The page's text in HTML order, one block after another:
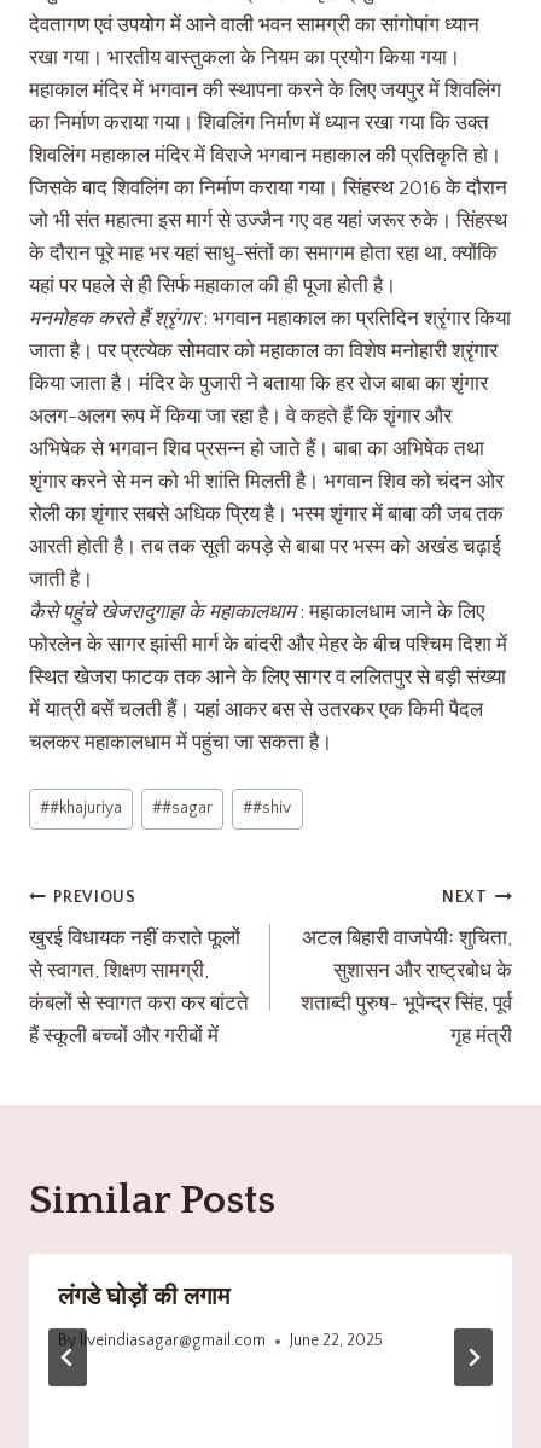
देवतागण एवं उपयोग में आने वाली भवन सामग्री का सांगोपांग ध्यान
रखा गया। भारतीय वास्तुकला के नियम का प्रयोग किया गया।
महाकाल मंदिर में भगवान की स्थापना करने के लिए जयपुर में शिवलिंग
का निर्माण कराया गया। शिवलिंग निर्माण में ध्यान रखा गया कि उक्त
शिवलिंग महाकाल मंदिर में विराजे भगवान महाकाल की प्रतिकृति हो।
जिसके बाद शिवलिंग का निर्माण कराया गया। सिंहस्थ 2016 के दौरान
जो भी संत महात्मा इस मार्ग से उज्जैन गए वह यहां जरूर रुके। सिंहस्थ
के दौरान पूरे माह भर यहां साधु-संतों का समागम होता रहा था, क्योंकि
यहां पर पहले से ही सिर्फ महाकाल की ही पूजा होती है।
मनमोहक करते हैं श्रृंगार: भगवान महाकाल का प्रतिदिन श्रृंगार किया
जाता है। पर प्रत्येक सोमवार को महाकाल का विशेष मनोहारी श्रृंगार
किया जाता है। मंदिर के पुजारी ने बताया कि हर रोज बाबा का शृंगार
अलग-अलग रूप में किया जा रहा है। वे कहते हैं कि शृंगार और
अभिषेक से भगवान शिव प्रसन्न हो जाते हैं। बाबा का अभिषेक तथा
शृंगार करने से मन को भी शांति मिलती है। भगवान शिव को चंदन ओर
रोली का शृंगार सबसे अधिक प्रिय है। भस्म शृंगार में बाबा की जब तक
आरती होती है। तब तक सूती कपड़े से बाबा पर भस्म को अखंड चढ़ाई
जाती है।
कैसे पहुंचे खेजरादुगाहा के महाकालधाम: महाकालधाम जाने के लिए
फोरलेन के सागर झांसी मार्ग के बांदरी और मेहर के बीच पश्चिम दिशा में
स्थित खेजरा फाटक तक आने के लिए सागर व ललितपुर से बड़ी संख्या
में यात्री बसें चलती हैं। यहां आकर बस से उतरकर एक किमी पैदल
चलकर महाकालधाम में पहुंचा जा सकता है।
##khajuriya ##sagar ##shiv
PREVIOUS
खुरई विधायक नहीं कराते फूलों
से स्वागत, शिक्षण सामग्री,
कंबलों से स्वागत करा कर बांटते
हैं स्कूली बच्चों और गरीबों में
NEXT
अटल बिहारी वाजपेयीः शुचिता,
सुशासन और राष्ट्रबोध के
शताब्दी पुरुष- भूपेन्द्र सिंह, पूर्व
गृह मंत्री
Similar Posts
लंगडे घोड़ों की लगाम
By liveindiasagar@gmail.com June 22, 2025